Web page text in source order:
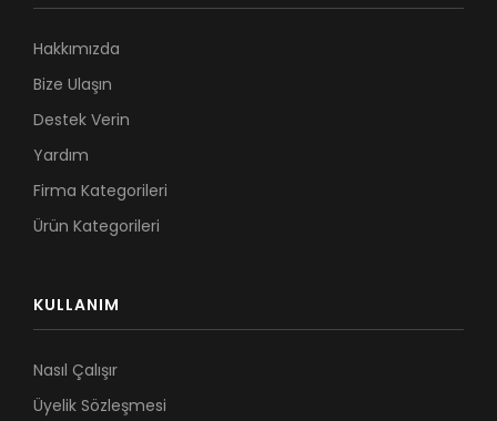
Hakkımızda
Bize Ulaşın
Destek Verin
Yardım
Firma Kategorileri
Ürün Kategorileri
KULLANIM
Nasıl Çalışır
Üyelik Sözleşmesi